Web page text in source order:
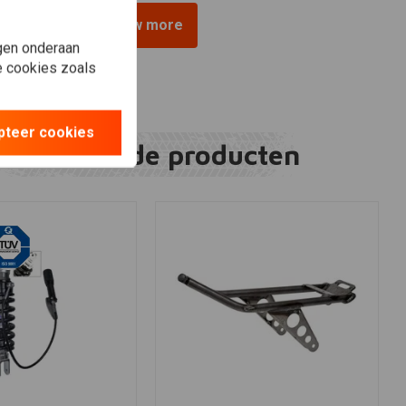
View more
producten
onderaan
cookies zoals
cookies